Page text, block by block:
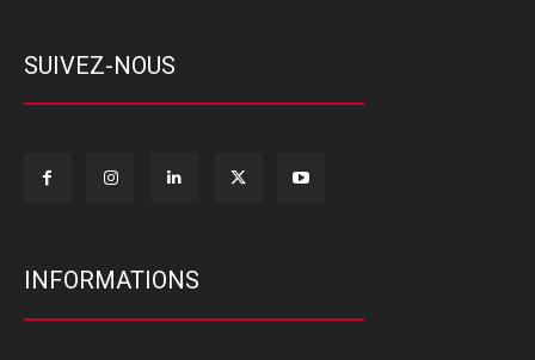
SUIVEZ-NOUS
INFORMATIONS